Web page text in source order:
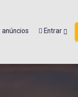
anúncios Entrar